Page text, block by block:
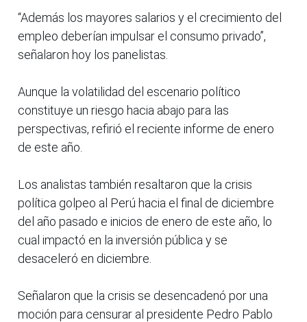
“Además los mayores salarios y el crecimiento del
empleo deberían impulsar el consumo privado”,
señalaron hoy los panelistas.
Aunque la volatilidad del escenario político
constituye un riesgo hacia abajo para las
perspectivas, refirió el reciente informe de enero
de este año.
Los analistas también resaltaron que la crisis
política golpeo al Perú hacia el final de diciembre
del año pasado e inicios de enero de este año, lo
cual impactó en la inversión pública y se
desaceleró en diciembre.
Señalaron que la crisis se desencadenó por una
moción para censurar al presidente Pedro Pablo